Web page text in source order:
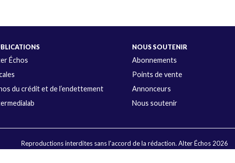
Échos
du crédit et de l’endettement
NOUS SOUTENIR
Abonnements
Points de vente
Annonceurs
Nous soutenir
Reproductions interdites sans l'accord de la rédaction. Alter Échos 2026